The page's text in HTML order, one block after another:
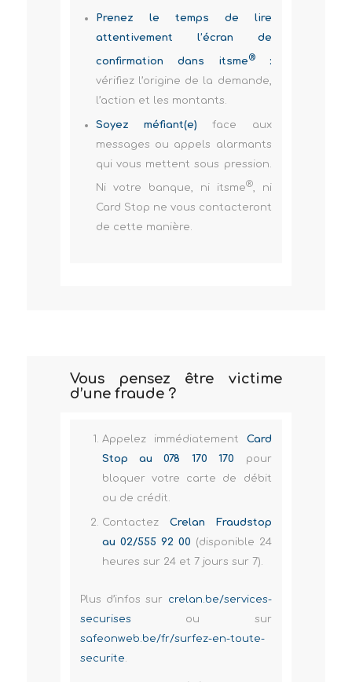
Prenez le temps de lire
attentivement l’écran de
confirmation dans itsme®:
vérifiez l’origine de la demande,
l’action et les montants.
Soyez méfiant(e)face aux
messages ou appels alarmants
qui vous mettent sous pression.
Ni votre banque, ni itsme®, ni
Card Stop ne vous contacteront
de cette manière.
Vous pensez être victime
d’une fraude ?
Appelez immédiatement Card
Stop au 078 170 170 pour
bloquer votre carte de débit
ou de crédit.
Contactez Crelan Fraudstop
au 02/555 92 00 (disponible 24
heures sur 24 et 7 jours sur 7).
Plus d’infos sur
crelan.be/services-
securises ou sur
safeonweb.be/fr/surfez-en-toute-
securite.